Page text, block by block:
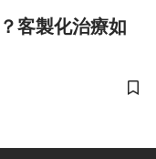
客製化治療如
儲